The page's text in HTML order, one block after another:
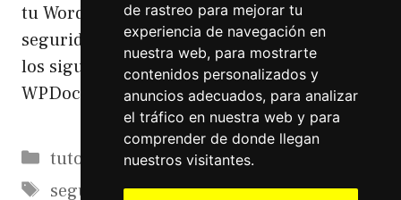
de rastreo para mejorar tu
experiencia de navegación en
nuestra web, para mostrarte
contenidos personalizados y
anuncios adecuados, para analizar
el tráfico en nuestra web y para
comprender de donde llegan
nuestros visitantes.
tu WordPress Para comprobar online la
seguridad de tu WordPress vamos a utilizar
los siguientes servicios online. Gratuitos
WPDoctor …Leer más
Categorías
tutoriales
Etiquetas
seguridad,seguridad WordPress,